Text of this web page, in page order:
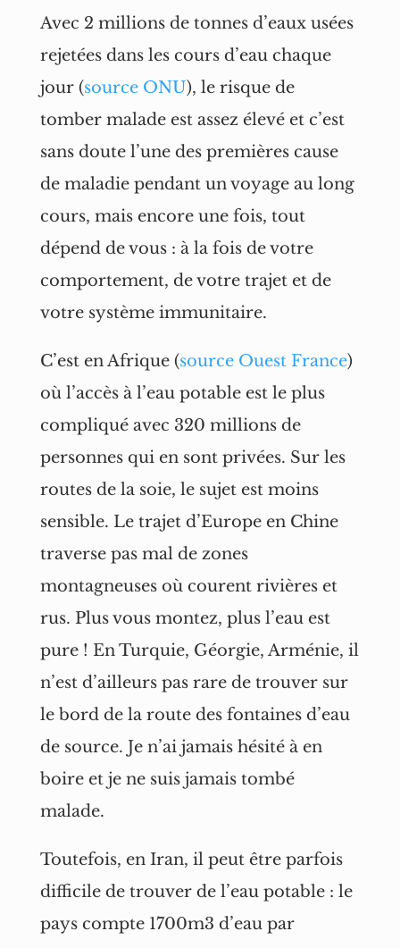
Avec 2 millions de tonnes d’eaux usées
rejetées dans les cours d’eau chaque
jour (source ONU), le risque de
tomber malade est assez élevé et c’est
sans doute l’une des premières cause
de maladie pendant un voyage au long
cours, mais encore une fois, tout
dépend de vous : à la fois de votre
comportement, de votre trajet et de
votre système immunitaire.
C’est en Afrique (source Ouest France)
où l’accès à l’eau potable est le plus
compliqué avec 320 millions de
personnes qui en sont privées. Sur les
routes de la soie, le sujet est moins
sensible. Le trajet d’Europe en Chine
traverse pas mal de zones
montagneuses où courent rivières et
rus. Plus vous montez, plus l’eau est
pure ! En Turquie, Géorgie, Arménie, il
n’est d’ailleurs pas rare de trouver sur
le bord de la route des fontaines d’eau
de source. Je n’ai jamais hésité à en
boire et je ne suis jamais tombé
malade.
Toutefois, en Iran, il peut être parfois
difficile de trouver de l’eau potable : le
pays compte 1700m3 d’eau par